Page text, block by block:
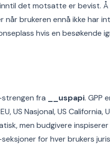
det motsatte er bevist.
brukeren ennå ikke har
hvis en besøkende
strengen fra __uspapi. GPP
US Nasjonal, US California,
men budgivere
for hver brukers